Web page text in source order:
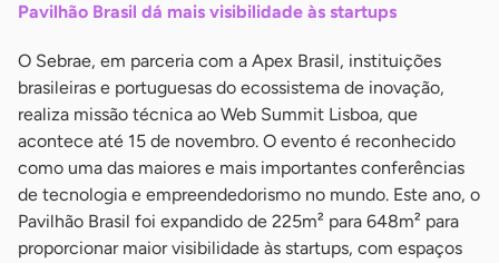
Pavilhão Brasil dá mais visibilidade às startups
O Sebrae, em parceria com a Apex Brasil, instituições
brasileiras e portuguesas do ecossistema de inovação,
realiza missão técnica ao Web Summit Lisboa, que
acontece até 15 de novembro. O evento é reconhecido
como uma das maiores e mais importantes conferências
de tecnologia e empreendedorismo no mundo. Este ano, o
Pavilhão Brasil foi expandido de 225m² para 648m² para
proporcionar maior visibilidade às startups, com espaços